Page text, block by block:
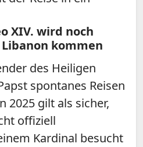
XIV. wird noch
kommen
des Heiligen
spontanes Reisen
2025 gilt als sicher,
offiziell
Kardinal besucht